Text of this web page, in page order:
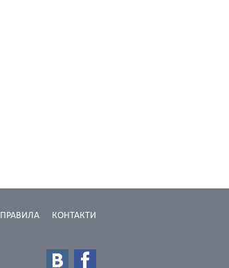
КОНТАКТИ
ПРАВИЛА